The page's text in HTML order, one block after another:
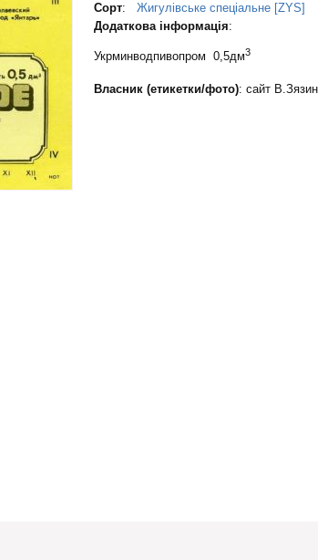
Сорт: Жигулівське спеціальне [ZYS]
Додаткова інформація:
Укрминводпивопром 0,5дм3
Власник (етикетки/фото): сайт